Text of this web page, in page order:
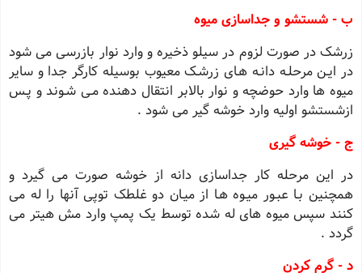
ب - شستشو و جداسازی میوه
زرشک در صورت لزوم در سیلو ذخیره و وارد نوار بازرسی می شود
در ایـن مرحلـه دانـه هـای زرشـک معیوب بوسیله کارگر جدا و سایر
میوه ها وارد حوضچه و نوار بالابر انتقال دهنده مـی شـوند و پـس
ازشستشو اولیه وارد خوشه گیر می شود .
ج - خوشه گیری
در این مرحله کار جداسازی دانه از خوشه صورت می گیرد و
همچنین بـا عبـور میـوه هـا از میـان دو غلطک توپی آنها را له می
کنند سپس میوه های له شده توسط یک پمپ وارد مش هیتر می
گردد .
د - گرم کردن